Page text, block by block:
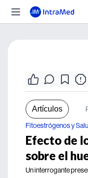
Artículos
Fitoestrógenos y
Efecto de
sobre el
Un interrogante